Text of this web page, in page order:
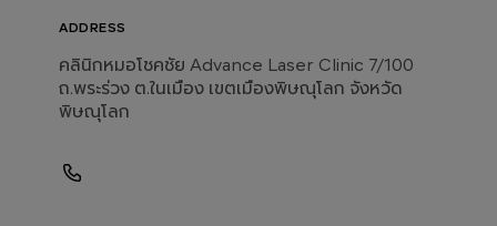
ADDRESS
คลินิกหมอโชคชัย Advance Laser Clinic 7/100
ถ.พระร่วง ต.ในเมือง เขตเมืองพิษณุโลก จังหวัด
พิษณุโลก